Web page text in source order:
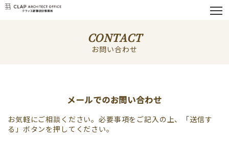
CONTACT
お問い合わせ
メールでのお問い合わせ
お気軽にご相談ください。必要事項をご記入の上、「送信す
る」ボタンを押してください。